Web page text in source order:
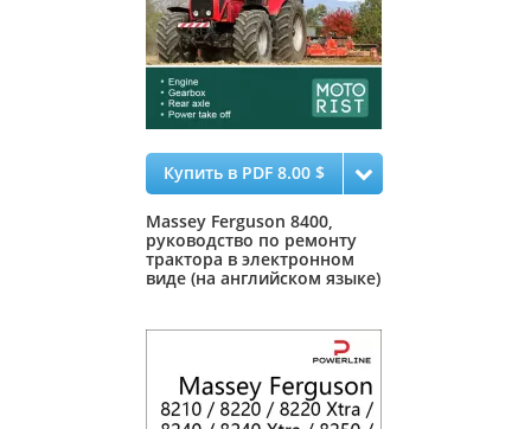
Купить в PDF 8.00 $
Massey Ferguson 8400,
руководство по ремонту
трактора в электронном
виде (на английском языке)